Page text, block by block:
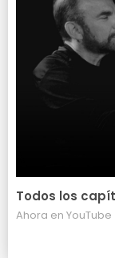
Todos los
Ahora en YouTube